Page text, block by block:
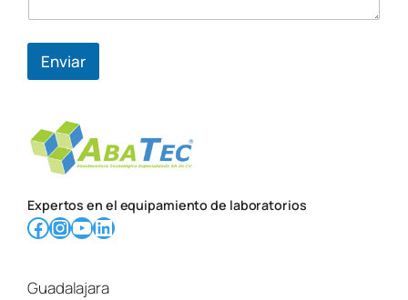
Enviar
Expertos en el equipamiento de laboratorios
Facebook InstagramYouTube LinkedIn
Guadalajara